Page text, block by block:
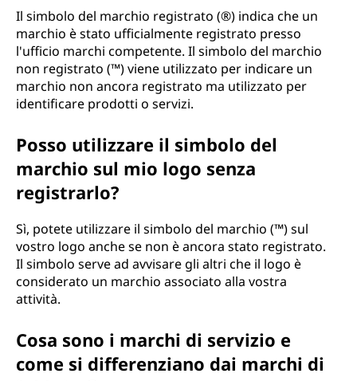
Il simbolo del marchio registrato (®) indica che un
marchio è stato ufficialmente registrato presso
l'ufficio marchi competente. Il simbolo del marchio
non registrato (™) viene utilizzato per indicare un
marchio non ancora registrato ma utilizzato per
identificare prodotti o servizi.
Posso utilizzare il simbolo del
marchio sul mio logo senza
registrarlo?
Sì, potete utilizzare il simbolo del marchio (™) sul
vostro logo anche se non è ancora stato registrato.
Il simbolo serve ad avvisare gli altri che il logo è
considerato un marchio associato alla vostra
attività.
Cosa sono i marchi di servizio e
come si differenziano dai marchi di